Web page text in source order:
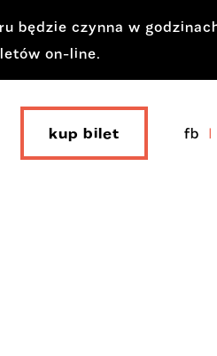
będzie czynna w
on-line.
kup bilet fb